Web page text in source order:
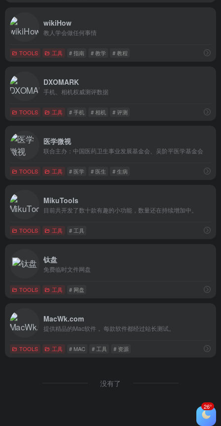
wikiHow
教人学会做任何事情
TOOLS 工具 # 指南 # 教学 # 教程
DXOMARK
手机、相机权威测评数据
TOOLS 工具 # 手机 # 相机 # 评测
医学微视
联合主办：中国医药卫生事业发展基金会、吴阶平医学基金会
TOOLS 工具 # 医学 # 医生 # 生病
MikuTools
目前共开发了数十款有趣的小功能，数量还在持续增加中。
TOOLS 工具 # 工具
钛盘
免费临时文件网盘
TOOLS 工具 # 网盘
MacWk.com
提供精品的Mac软件， 每款软件都经过站长测试。
TOOLS 工具 # MAC # 工具 # 资源
没有了
26°